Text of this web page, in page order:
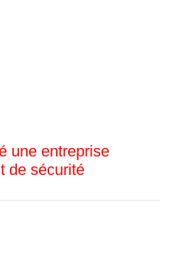
une entreprise
de sécurité